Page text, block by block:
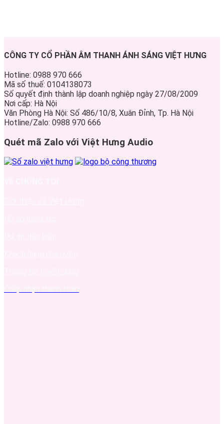
CÔNG TY CỔ PHẦN ÂM THANH ÁNH SÁNG VIỆT HƯNG
Hotline: 0988 970 666
Mã số thuế: 0104138073
Số quyết định thành lập doanh nghiệp ngày 27/08/2009
Nơi cấp: Hà Nội
Văn Phòng Hà Nội: Số 486/10/8, Xuân Đỉnh, Tp. Hà Nội
Hotline/Zalo: 0988 970 666
Quét mã Zalo với Việt Hưng Audio